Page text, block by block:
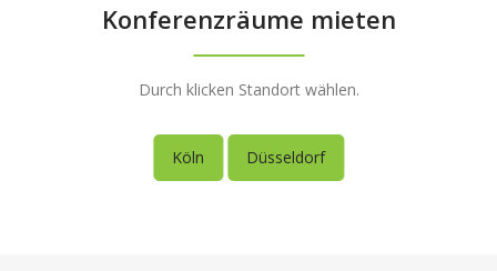
Konferenzräume mieten
Durch klicken Standort wählen.
Köln Düsseldorf